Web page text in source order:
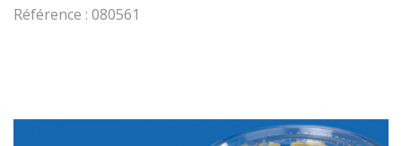
Référence : 080561